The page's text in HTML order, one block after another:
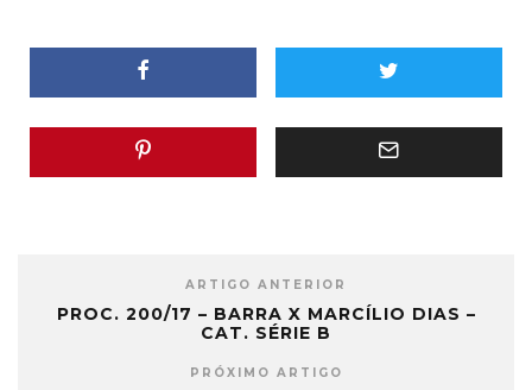
ARTIGO ANTERIOR
PROC. 200/17 – BARRA X MARCÍLIO DIAS –
CAT. SÉRIE B
PRÓXIMO ARTIGO